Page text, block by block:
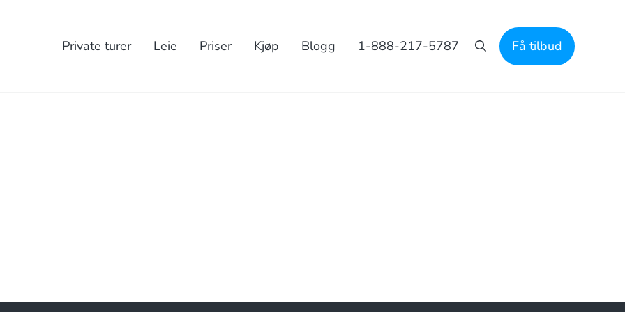
Private turer Leie Priser Kjøp Blogg 1-888-217-5787 Søk Få tilbud